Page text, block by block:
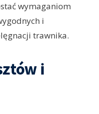
wymaganiom
i
trawnika.
i